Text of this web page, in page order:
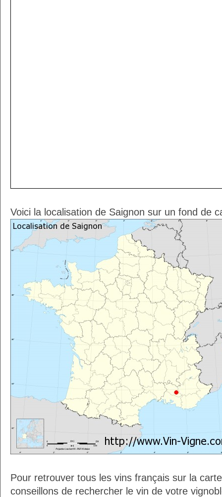
Voici la localisation de Saignon sur un fond de
Pour retrouver tous les vins français sur la
conseillons de rechercher le vin de votre